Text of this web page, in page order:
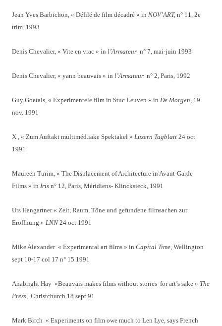
Jean Yves Barbichon, « Défilé de film décadré » in NOV’ART, n° 11, 2e
trim. 1993
Denis Chevalier, « Vite en vrac » in l’Armateur n° 7, mai-juin 1993
Denis Chevalier, « yann beauvais » in l’Armateur n° 2, Paris, 1992
Guy Goetals, « Experimentele film in Stuc Leuven » in De Morgen, 19
nov. 1991
X , « Zum Auftakt multiméd.iake Spektakel » Luzern Tagblatt 24 oct
1991
Maureen Turim, « The Displacement of Architecture in Avant-Garde
Films » in Iris n° 12, Paris, Méridiens- Klincksieck, 1991
Urs Hangartner « Zeit, Raum, Töne und gefundene filmsachen zur
Eröffnung » LNN 24 oct 1991
Mike Alexander « Experimental art films » in Capital Time, Wellington
sept 10-17 col 17 n° 15 1991
Anabright Hay «Beauvais makes films without stories for art’s sake » The
Press, Christchurch 18 sept 91
Mark Birch « Experiments on film owe much to Len Lye, says French